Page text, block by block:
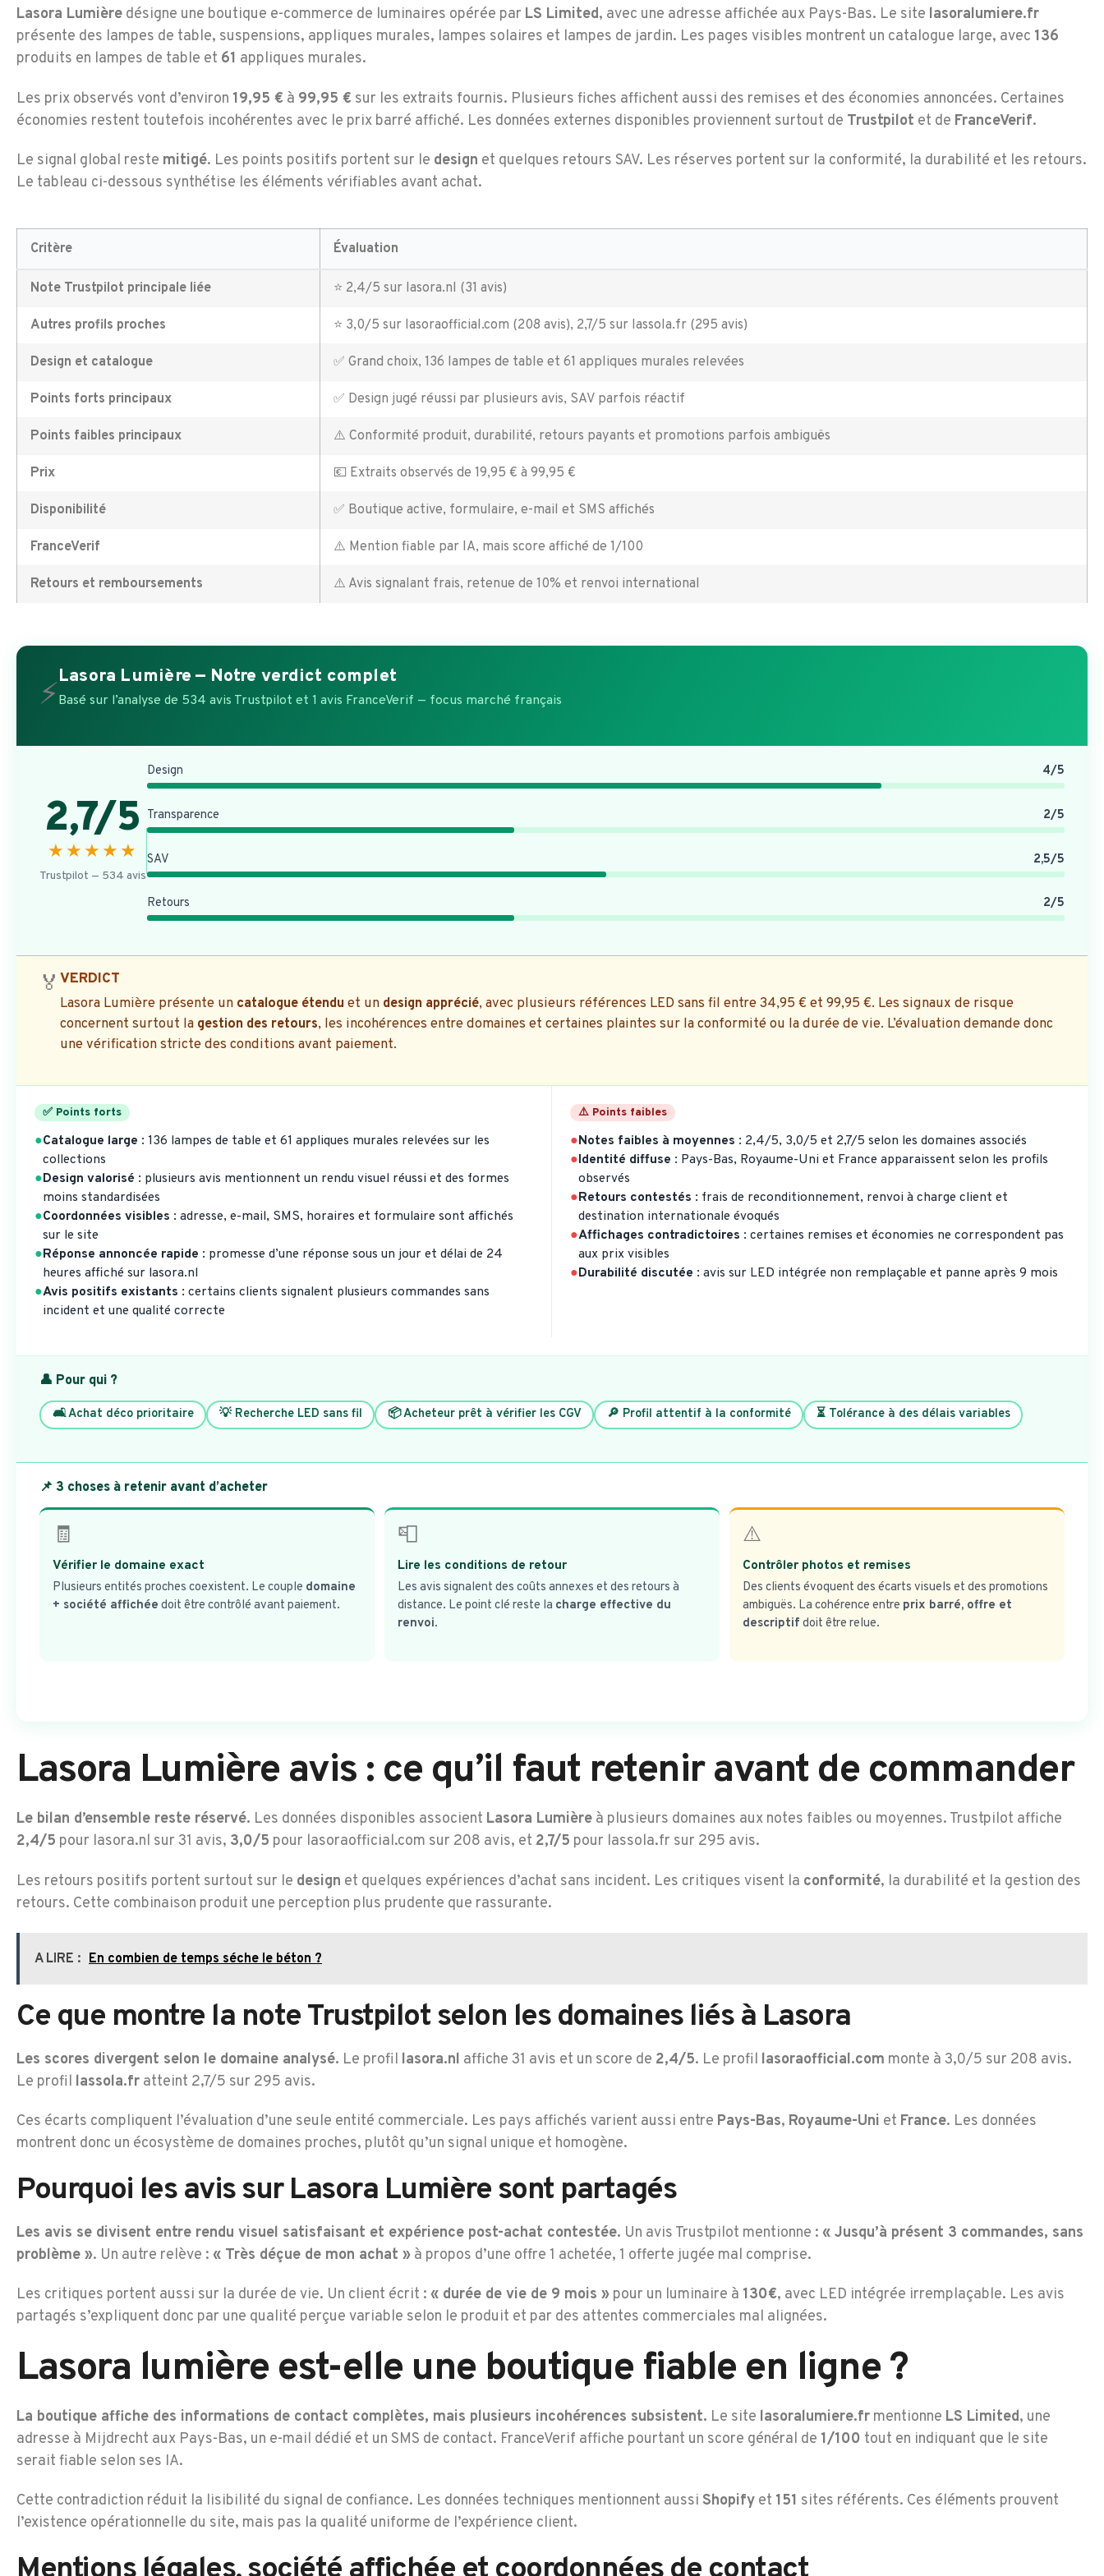
Lasora Lumière désigne une boutique e-commerce de luminaires opérée par LS Limited, avec une adresse affichée aux Pays-Bas. Le site lasoralumiere.fr
présente des lampes de table, suspensions, appliques murales, lampes solaires et lampes de jardin. Les pages visibles montrent un catalogue large, avec 136
produits en lampes de table et 61 appliques murales.
Les prix observés vont d’environ 19,95 € à 99,95 € sur les extraits fournis. Plusieurs fiches affichent aussi des remises et des économies annoncées. Certaines
économies restent toutefois incohérentes avec le prix barré affiché. Les données externes disponibles proviennent surtout de Trustpilot et de FranceVerif.
Le signal global reste mitigé. Les points positifs portent sur le design et quelques retours SAV. Les réserves portent sur la conformité, la durabilité et les retours.
Le tableau ci-dessous synthétise les éléments vérifiables avant achat.
Critère Évaluation
Note Trustpilot principale liée ⭐ 2,4/5 sur lasora.nl (31 avis)
Autres profils proches ⭐ 3,0/5 sur lasoraofficial.com (208 avis), 2,7/5 sur lassola.fr (295 avis)
Design et catalogue ✅ Grand choix, 136 lampes de table et 61 appliques murales relevées
Points forts principaux ✅ Design jugé réussi par plusieurs avis, SAV parfois réactif
Points faibles principaux ⚠️ Conformité produit, durabilité, retours payants et promotions parfois ambiguës
Prix 💶 Extraits observés de 19,95 € à 99,95 €
Disponibilité ✅ Boutique active, formulaire, e-mail et SMS affichés
FranceVerif ⚠️ Mention fiable par IA, mais score affiché de 1/100
Retours et remboursements ⚠️ Avis signalant frais, retenue de 10% et renvoi international
⚡
Lasora Lumière — Notre verdict complet
Basé sur l’analyse de 534 avis Trustpilot et 1 avis FranceVerif — focus marché français
2,7/5
★★★★★
Trustpilot — 534 avis
Design 4/5
Transparence 2/5
SAV 2,5/5
Retours 2/5
🏅 VERDICT
Lasora Lumière présente un catalogue étendu et un design apprécié, avec plusieurs références LED sans fil entre 34,95 € et 99,95 €. Les signaux de risque
concernent surtout la gestion des retours, les incohérences entre domaines et certaines plaintes sur la conformité ou la durée de vie. L’évaluation demande donc
une vérification stricte des conditions avant paiement.
✅ Points forts
●Catalogue large : 136 lampes de table et 61 appliques murales relevées sur les
collections
●Design valorisé : plusieurs avis mentionnent un rendu visuel réussi et des formes
moins standardisées
●Coordonnées visibles : adresse, e-mail, SMS, horaires et formulaire sont affichés
sur le site
●Réponse annoncée rapide : promesse d’une réponse sous un jour et délai de 24
heures affiché sur lasora.nl
●Avis positifs existants : certains clients signalent plusieurs commandes sans
incident et une qualité correcte
⚠️ Points faibles
●Notes faibles à moyennes : 2,4/5, 3,0/5 et 2,7/5 selon les domaines associés
●Identité diffuse : Pays-Bas, Royaume-Uni et France apparaissent selon les profils
observés
●Retours contestés : frais de reconditionnement, renvoi à charge client et
destination internationale évoqués
●Affichages contradictoires : certaines remises et économies ne correspondent pas
aux prix visibles
●Durabilité discutée : avis sur LED intégrée non remplaçable et panne après 9 mois
👤 Pour qui ?
🛋️ Achat déco prioritaire 💡 Recherche LED sans fil 📦 Acheteur prêt à vérifier les CGV 🔎 Profil attentif à la conformité ⏳ Tolérance à des délais variables
📌 3 choses à retenir avant d’acheter
🧾
Vérifier le domaine exact
Plusieurs entités proches coexistent. Le couple domaine
+ société affichée doit être contrôlé avant paiement.
📮
Lire les conditions de retour
Les avis signalent des coûts annexes et des retours à
distance. Le point clé reste la charge effective du
renvoi.
⚠️
Contrôler photos et remises
Des clients évoquent des écarts visuels et des promotions
ambiguës. La cohérence entre prix barré, offre et
descriptif doit être relue.
Lasora Lumière avis : ce qu’il faut retenir avant de commander
Le bilan d’ensemble reste réservé. Les données disponibles associent Lasora Lumière à plusieurs domaines aux notes faibles ou moyennes. Trustpilot affiche
2,4/5 pour lasora.nl sur 31 avis, 3,0/5 pour lasoraofficial.com sur 208 avis, et 2,7/5 pour lassola.fr sur 295 avis.
Les retours positifs portent surtout sur le design et quelques expériences d’achat sans incident. Les critiques visent la conformité, la durabilité et la gestion des
retours. Cette combinaison produit une perception plus prudente que rassurante.
A LIRE : En combien de temps séche le béton ?
Ce que montre la note Trustpilot selon les domaines liés à Lasora
Les scores divergent selon le domaine analysé. Le profil lasora.nl affiche 31 avis et un score de 2,4/5. Le profil lasoraofficial.com monte à 3,0/5 sur 208 avis.
Le profil lassola.fr atteint 2,7/5 sur 295 avis.
Ces écarts compliquent l’évaluation d’une seule entité commerciale. Les pays affichés varient aussi entre Pays-Bas, Royaume-Uni et France. Les données
montrent donc un écosystème de domaines proches, plutôt qu’un signal unique et homogène.
Pourquoi les avis sur Lasora Lumière sont partagés
Les avis se divisent entre rendu visuel satisfaisant et expérience post-achat contestée. Un avis Trustpilot mentionne : « Jusqu’à présent 3 commandes, sans
problème ». Un autre relève : « Très déçue de mon achat » à propos d’une offre 1 achetée, 1 offerte jugée mal comprise.
Les critiques portent aussi sur la durée de vie. Un client écrit : « durée de vie de 9 mois » pour un luminaire à 130€, avec LED intégrée irremplaçable. Les avis
partagés s’expliquent donc par une qualité perçue variable selon le produit et par des attentes commerciales mal alignées.
Lasora lumière est-elle une boutique fiable en ligne ?
La boutique affiche des informations de contact complètes, mais plusieurs incohérences subsistent. Le site lasoralumiere.fr mentionne LS Limited, une
adresse à Mijdrecht aux Pays-Bas, un e-mail dédié et un SMS de contact. FranceVerif affiche pourtant un score général de 1/100 tout en indiquant que le site
serait fiable selon ses IA.
Cette contradiction réduit la lisibilité du signal de confiance. Les données techniques mentionnent aussi Shopify et 151 sites référents. Ces éléments prouvent
l’existence opérationnelle du site, mais pas la qualité uniforme de l’expérience client.